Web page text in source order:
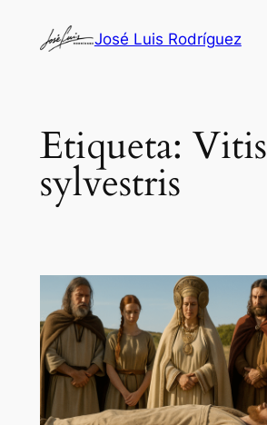
José Luis Rodríguez
Etiqueta: Vitis
sylvestris